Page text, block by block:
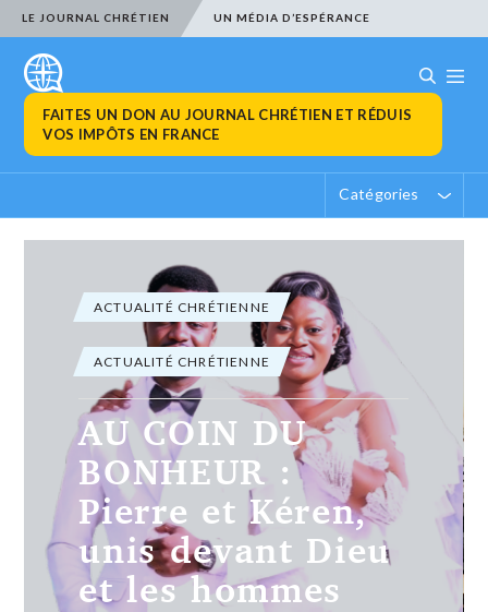
LE JOURNAL CHRÉTIEN UN MÉDIA D’ESPÉRANCE
FAITES UN DON AU JOURNAL CHRÉTIEN ET RÉDUIS
VOS IMPÔTS EN FRANCE
Catégories
ACTUALITÉ CHRÉTIENNE
ACTUALITÉ CHRÉTIENNE
EN MEMOIRE :
Esdras Untorini
Madiéga,
jusqu’au bout
avec Christ.